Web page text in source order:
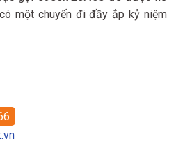
một chuyến đi đầy ắp kỷ niệm